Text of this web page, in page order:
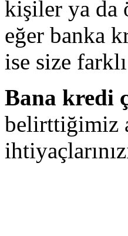
kişiler ya da
eğer banka
ise size
Bana kredi
belirttiğimiz